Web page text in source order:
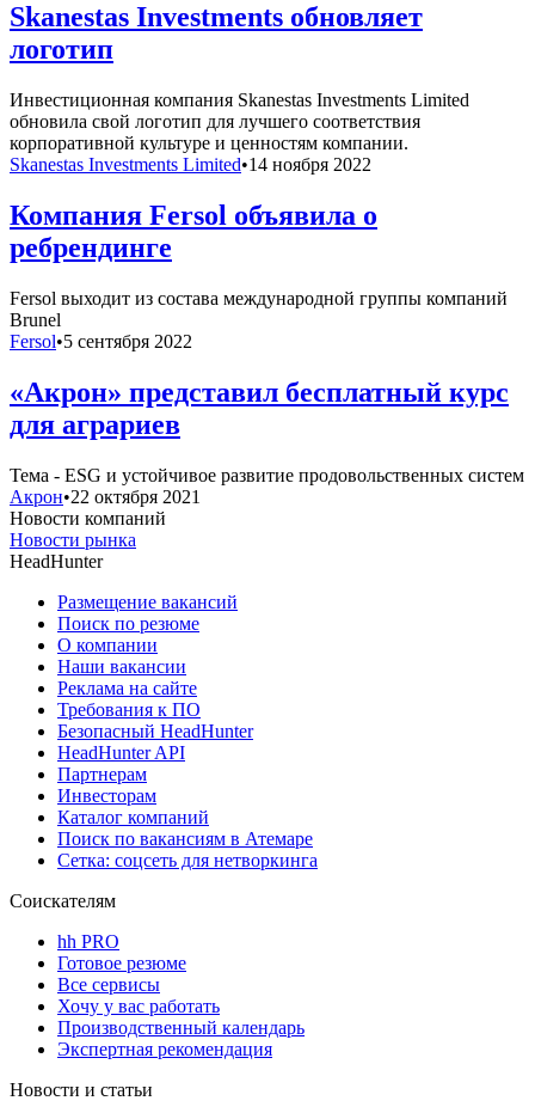
Skanestas Investments обновляет
логотип
Инвестиционная компания Skanestas Investments Limited
обновила свой логотип для лучшего соответствия
корпоративной культуре и ценностям компании.
Skanestas Investments Limited•14 ноября 2022
Компания Fersol объявила о
ребрендинге
Fersol выходит из состава международной группы компаний
Brunel
Fersol•5 сентября 2022
«Акрон» представил бесплатный курс
для аграриев
Тема - ESG и устойчивое развитие продовольственных систем
Акрон•22 октября 2021
Новости компаний
Новости рынка
HeadHunter
Размещение вакансий
Поиск по резюме
О компании
Наши вакансии
Реклама на сайте
Требования к ПО
Безопасный HeadHunter
HeadHunter API
Партнерам
Инвесторам
Каталог компаний
Поиск по вакансиям в Атемаре
Сетка: соцсеть для нетворкинга
Соискателям
hh PRO
Готовое резюме
Все сервисы
Хочу у вас работать
Производственный календарь
Экспертная рекомендация
Новости и статьи